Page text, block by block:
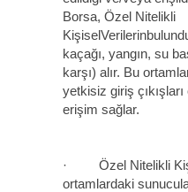
Borsa, Özel Nitelikli
kaçağı, yangın, su
karşı) alır. Bu
yetkisiz giriş çıkışları
erişim sağlar.
· Özel Nitelikli
ortamlardaki